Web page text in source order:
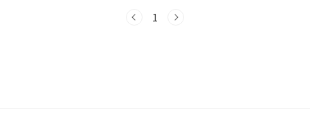
봐라 하는 맘으로... 부들부들 시험삼아 오른쪽 메뉴 [인기서식]에서 [이
1